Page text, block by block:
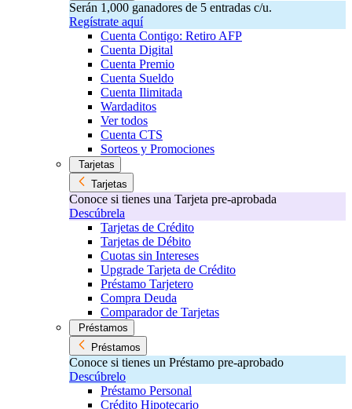
Serán 1,000 ganadores de 5 entradas c/u.
Regístrate aquí
Cuenta Contigo: Retiro AFP
Cuenta Digital
Cuenta Premio
Cuenta Sueldo
Cuenta Ilimitada
Wardaditos
Ver todos
Cuenta CTS
Sorteos y Promociones
Tarjetas
Tarjetas
Conoce si tienes una Tarjeta pre-aprobada
Descúbrela
Tarjetas de Crédito
Tarjetas de Débito
Cuotas sin Intereses
Upgrade Tarjeta de Crédito
Préstamo Tarjetero
Compra Deuda
Comparador de Tarjetas
Préstamos
Préstamos
Conoce si tienes un Préstamo pre-aprobado
Descúbrelo
Préstamo Personal
Crédito Hipotecario